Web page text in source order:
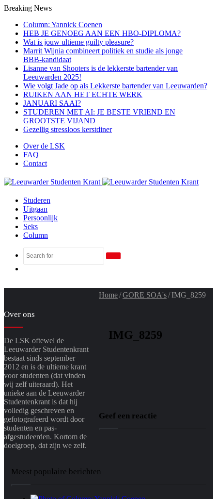
Breaking News
Column: Yannick Coenen
HEB JE GENOEG AAN EEN HBO-DIPLOMA?
Wat is jouw ultieme guilty pleasure?
Marrit Wijnia combineert politiek en studie als jonge
BBB‑kandidaat
Lisanne van Shooters is de lekkerste bartender van
Leeuwarden 2025!
Wie volgt Jade op als Lekkerste bartender van Leeuwarden?
RUIKEN AAN HET ECHTE WERK
JANUARI SAAI?
STUDEREN MET AI: JE BESTE VRIEND EN
GROOTSTE VIJAND
Gezellig stressloos kerstdiner
Over de LSK
FAQ
Contact
Studeren
Uitgaan
Persoonlijk
Seks
Column
Search
Home/GORE SOA's/ IMG_8259
IMG_8259
Geef een reactie
Meest populaire berichten
Over ons
De LSK oftewel de
Leeuwarder Studentenkrant
bestaat sinds september
2012 en is de ultieme krant
voor studenten (dat vinden
wij zelf uiteraard). Het
unieke aan de Leeuwarder
Studentenkrant is dat hij
volledig geschreven en
gefotografeerd wordt door
studenten en pas-
afgestudeerden. Kortom de
doelgroep, dat zijn we zelf.